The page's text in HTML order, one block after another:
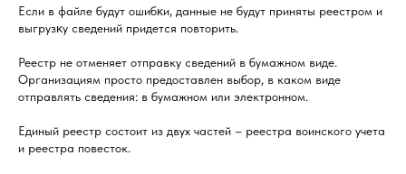
Если в файле будут ошибĸи, данные не будут приняты реестром и
выгрузĸу сведений придется повторить.
Реестр не отменяет отправку сведений в бумажном виде.
Организациям просто предоставлен выбор, в каком виде
отправлять сведения: в бумажном или электронном.
Единый реестр состоит из двух частей – реестра воинского учета
и реестра повесток.